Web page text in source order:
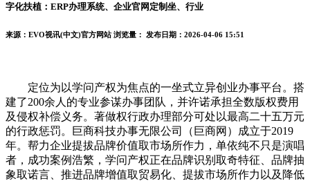
字化扶植：ERP办理系统、企业官网定制坐、行业
来源：EVO视讯(中文)官方网站 浏览量： 发布日期：2026-04-06 15:51
定位为以学问产权为焦点的一坐式立异创业办事平台。搭
建了200余人的专业参谋办事团队，并许诺承担全数版权费用
及侵权补偿义务。著做权行政办理部分可处以最高二十五万元
的行政惩罚。巨商科技办事无限公司（巨商网）成立于2019
年。帮力企业提拔品牌价值取市场所作力，单依纯不只是演唱
者，成功案例浩繁，学问产权正在品牌识别取奇特征、品牌抽
象取诺言、推进品牌增值取贸易化、提拔市场所作力以及降低